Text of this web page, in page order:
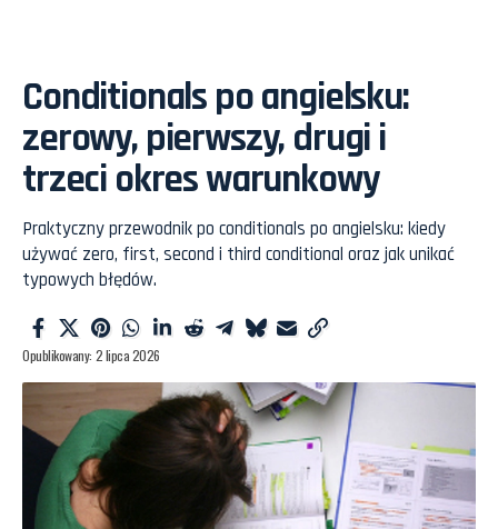
Conditionals po angielsku:
zerowy, pierwszy, drugi i
trzeci okres warunkowy
Praktyczny przewodnik po conditionals po angielsku: kiedy
używać zero, first, second i third conditional oraz jak unikać
typowych błędów.
Opublikowany: 2 lipca 2026